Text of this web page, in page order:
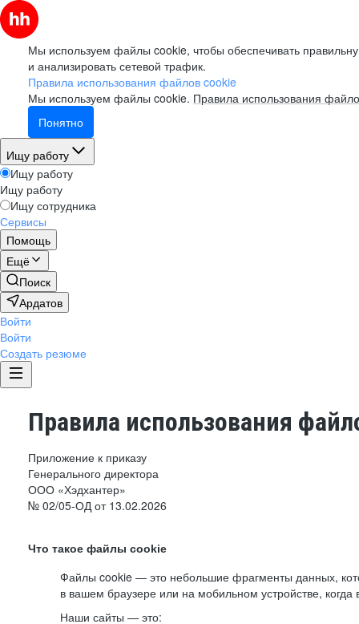
Мы используем файлы cookie, чтобы обеспечивать
и анализировать сетевой трафик.
Правила использования файлов cookie
Мы используем файлы cookie. Правила использования
Понятно
Ищу работу
Ищу работу
Ищу работу
Ищу сотрудника
Сервисы
Помощь
Ещё
Поиск
Ардатов
Войти
Войти
Создать резюме
Правила использования
Приложение к приказу
Генерального директора
ООО «Хэдхантер»
№ 02/05-ОД от 13.02.2026
Что такое файлы cookie
Файлы cookie — это небольшие фрагменты данных,
в вашем браузере или на мобильном устройстве,
Наши сайты — это: